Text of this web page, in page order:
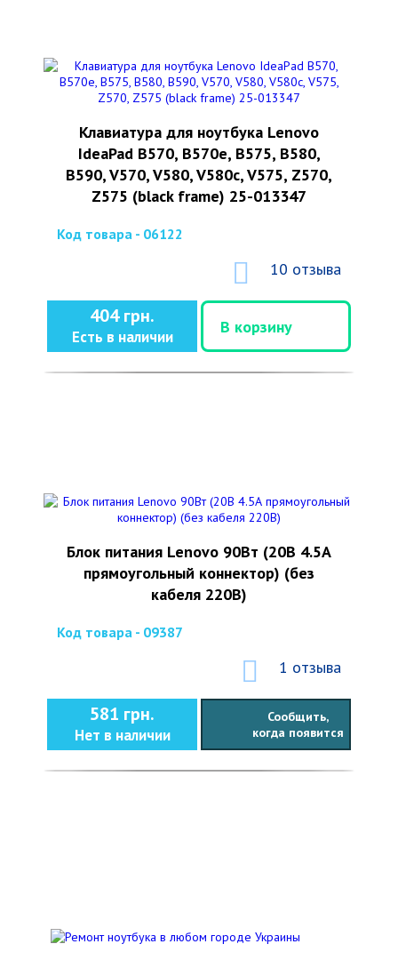
Клавиатура для ноутбука Lenovo
IdeaPad B570, B570e, B575, B580,
B590, V570, V580, V580c, V575, Z570,
Z575 (black frame) 25-013347
Код товара - 06122
10 отзыва
404 грн.
Есть в наличии
В корзину
Блок питания Lenovo 90Вт (20В 4.5А
прямоугольный коннектор) (без
кабеля 220В)
Код товара - 09387
1 отзыва
581 грн.
Нет в наличии
Сообщить,
когда появится